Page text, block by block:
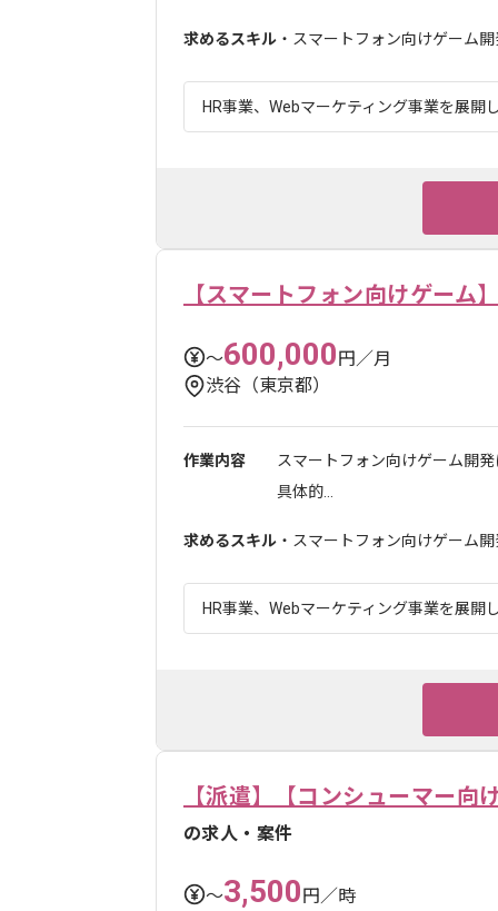
求めるスキル ・スマートフォン向けゲーム
HR事業、Webマーケティング事業を展開
【スマートフォン向けゲーム
〜600,000円／月
渋谷（東京都）
作業内容
スマートフォン向けゲーム開
具体的...
求めるスキル ・スマートフォン向けゲーム
HR事業、Webマーケティング事業を展開
【派遣】【コンシューマー
の求人・案件
〜3,500円／時